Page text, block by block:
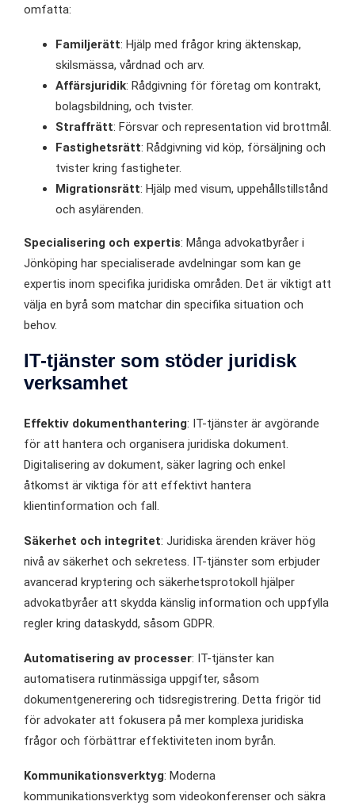
omfatta:
Familjerätt: Hjälp med frågor kring äktenskap,
skilsmässa, vårdnad och arv.
Affärsjuridik: Rådgivning för företag om kontrakt,
bolagsbildning, och tvister.
Straffrätt: Försvar och representation vid brottmål.
Fastighetsrätt: Rådgivning vid köp, försäljning och
tvister kring fastigheter.
Migrationsrätt: Hjälp med visum, uppehållstillstånd
och asylärenden.
Specialisering och expertis: Många advokatbyråer i
Jönköping har specialiserade avdelningar som kan ge
expertis inom specifika juridiska områden. Det är viktigt att
välja en byrå som matchar din specifika situation och
behov.
IT-tjänster som stöder juridisk
verksamhet
Effektiv dokumenthantering: IT-tjänster är avgörande
för att hantera och organisera juridiska dokument.
Digitalisering av dokument, säker lagring och enkel
åtkomst är viktiga för att effektivt hantera
klientinformation och fall.
Säkerhet och integritet: Juridiska ärenden kräver hög
nivå av säkerhet och sekretess. IT-tjänster som erbjuder
avancerad kryptering och säkerhetsprotokoll hjälper
advokatbyråer att skydda känslig information och uppfylla
regler kring dataskydd, såsom GDPR.
Automatisering av processer: IT-tjänster kan
automatisera rutinmässiga uppgifter, såsom
dokumentgenerering och tidsregistrering. Detta frigör tid
för advokater att fokusera på mer komplexa juridiska
frågor och förbättrar effektiviteten inom byrån.
Kommunikationsverktyg: Moderna
kommunikationsverktyg som videokonferenser och säkra